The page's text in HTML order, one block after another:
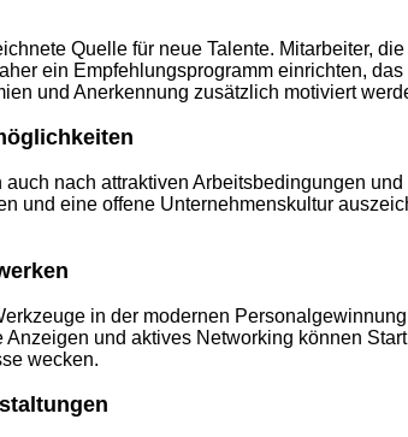
Quelle für neue Talente. Mitarbeiter,
ein Empfehlungsprogramm einrichten,
und Anerkennung zusätzlich motiviert
nach attraktiven Arbeitsbedingungen
und eine offene Unternehmenskultur
in der modernen
und aktives Networking können
wecken.